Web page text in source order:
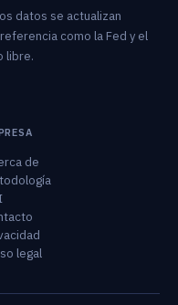
datos se actualizan
como la Fed y el
libre.
de
legal